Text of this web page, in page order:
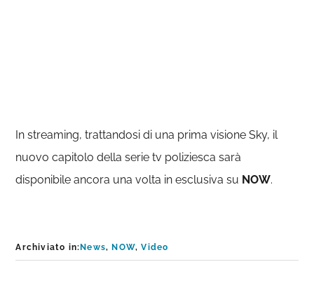
In streaming, trattandosi di una prima visione Sky, il
nuovo capitolo della serie tv poliziesca sarà
disponibile ancora una volta in esclusiva su NOW.
Archiviato in:News,NOW,Video